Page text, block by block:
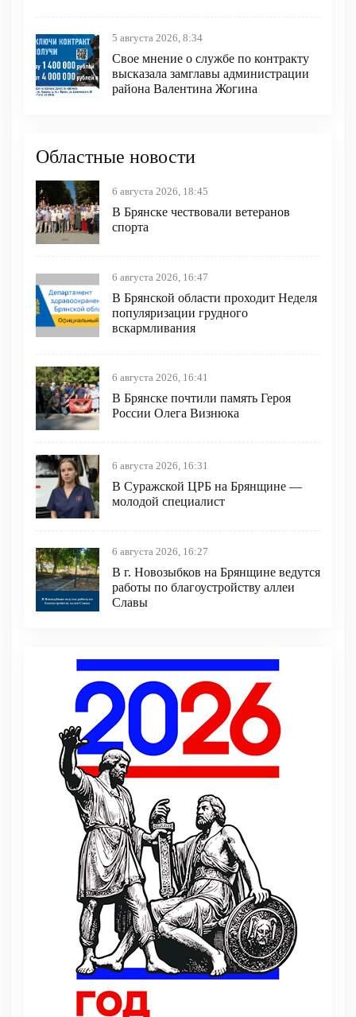
5 августа 2026, 8:34
Свое мнение о службе по контракту
высказала замглавы администрации
района Валентина Жогина
Областные новости
6 августа 2026, 18:45
В Брянске чествовали ветеранов
спорта
6 августа 2026, 16:47
В Брянской области проходит Неделя
популяризации грудного
вскармливания
6 августа 2026, 16:41
В Брянске почтили память Героя
России Олега Визнюка
6 августа 2026, 16:31
В Суражской ЦРБ на Брянщине —
молодой специалист
6 августа 2026, 16:27
В г. Новозыбков на Брянщине ведутся
работы по благоустройству аллеи
Славы